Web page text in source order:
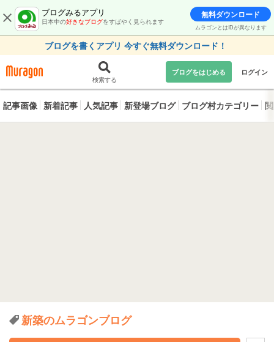
ブログみるアプリ
日本中の好きなブログをすばやく見られます
無料ダウンロード
ムラゴンとはIDが異なります
ブログを書くアプリ 今すぐ無料ダウンロード！
検索する
ブログをはじめる ログイン
記事画像 新着記事 人気記事 新登場ブログ ブログ村カテゴリー
新築のムラゴンブログ